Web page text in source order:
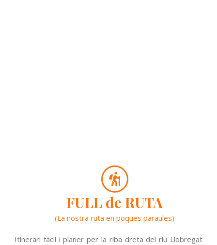
FULL de RUTA
(La nostra ruta en poques paraules)
Itinerari fàcil i planer per la riba dreta del riu Llobregat